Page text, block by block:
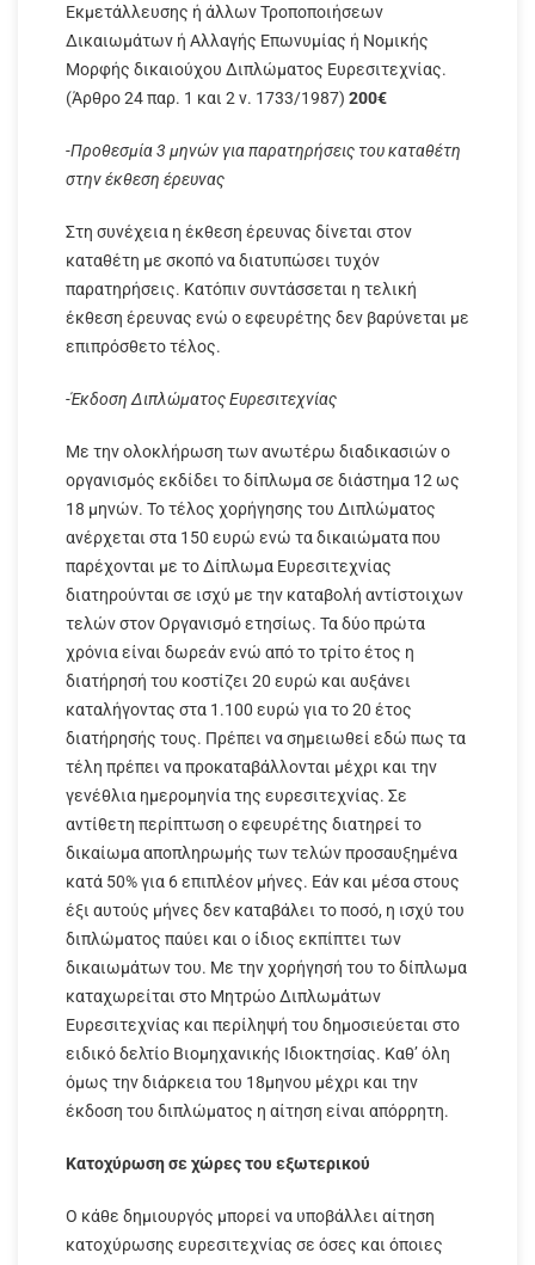
Εκμετάλλευσης ή άλλων Τροποποιήσεων
Δικαιωμάτων ή Αλλαγής Επωνυμίας ή Νομικής
Μορφής δικαιούχου Διπλώματος Ευρεσιτεχνίας.
(Άρθρο 24 παρ. 1 και 2 ν. 1733/1987) 200€
-Προθεσμία 3 μηνών για παρατηρήσεις του καταθέτη
στην έκθεση έρευνας
Στη συνέχεια η έκθεση έρευνας δίνεται στον
καταθέτη με σκοπό να διατυπώσει τυχόν
παρατηρήσεις. Κατόπιν συντάσσεται η τελική
έκθεση έρευνας ενώ ο εφευρέτης δεν βαρύνεται με
επιπρόσθετο τέλος.
-Έκδοση Διπλώματος Ευρεσιτεχνίας
Με την ολοκλήρωση των ανωτέρω διαδικασιών ο
οργανισμός εκδίδει το δίπλωμα σε διάστημα 12 ως
18 μηνών. Το τέλος χορήγησης του Διπλώματος
ανέρχεται στα 150 ευρώ ενώ τα δικαιώματα που
παρέχονται με το Δίπλωμα Ευρεσιτεχνίας
διατηρούνται σε ισχύ με την καταβολή αντίστοιχων
τελών στον Οργανισμό ετησίως. Τα δύο πρώτα
χρόνια είναι δωρεάν ενώ από το τρίτο έτος η
διατήρησή του κοστίζει 20 ευρώ και αυξάνει
καταλήγοντας στα 1.100 ευρώ για το 20 έτος
διατήρησής τους. Πρέπει να σημειωθεί εδώ πως τα
τέλη πρέπει να προκαταβάλλονται μέχρι και την
γενέθλια ημερομηνία της ευρεσιτεχνίας. Σε
αντίθετη περίπτωση ο εφευρέτης διατηρεί το
δικαίωμα αποπληρωμής των τελών προσαυξημένα
κατά 50% για 6 επιπλέον μήνες. Εάν και μέσα στους
έξι αυτούς μήνες δεν καταβάλει το ποσό, η ισχύ του
διπλώματος παύει και ο ίδιος εκπίπτει των
δικαιωμάτων του. Με την χορήγησή του το δίπλωμα
καταχωρείται στο Μητρώο Διπλωμάτων
Ευρεσιτεχνίας και περίληψή του δημοσιεύεται στο
ειδικό δελτίο Βιομηχανικής Ιδιοκτησίας. Καθ’ όλη
όμως την διάρκεια του 18μηνου μέχρι και την
έκδοση του διπλώματος η αίτηση είναι απόρρητη.
Κατοχύρωση σε χώρες του εξωτερικού
Ο κάθε δημιουργός μπορεί να υποβάλλει αίτηση
κατοχύρωσης ευρεσιτεχνίας σε όσες και όποιες